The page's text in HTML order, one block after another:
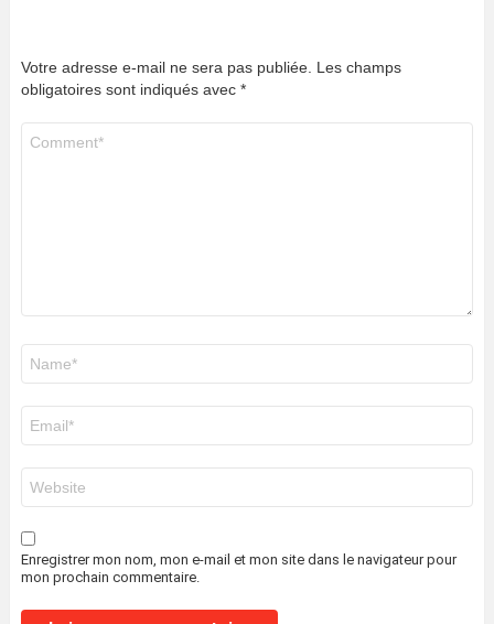
Votre adresse e-mail ne sera pas publiée. Les champs
obligatoires sont indiqués avec *
mail
*
web
Enregistrer mon nom, mon e-mail et mon site dans le navigateur pour
mon prochain commentaire.